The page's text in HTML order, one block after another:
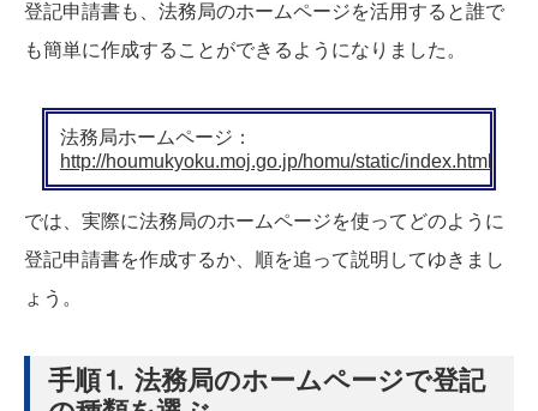
登記申請書も、法務局のホームページを活用すると誰で
も簡単に作成することができるようになりました。
法務局ホームページ：
http://houmukyoku.moj.go.jp/homu/static/index.html
では、実際に法務局のホームページを使ってどのように
登記申請書を作成するか、順を追って説明してゆきまし
ょう。
手順⒈ 法務局のホームページで登記